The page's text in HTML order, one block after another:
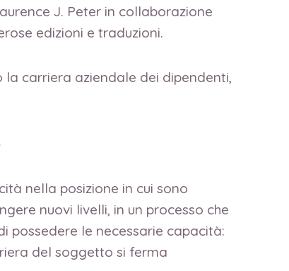
J. Peter in collaborazione
edizioni e traduzioni.
carriera aziendale dei dipendenti,
nella posizione in cui sono
nuovi livelli, in un processo che
possedere le necessarie capacità:
del soggetto si ferma